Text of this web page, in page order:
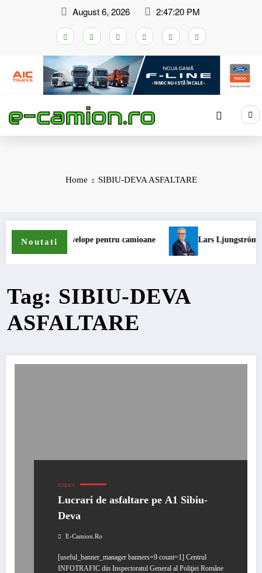
August 6, 2026 2:47:21 PM
Home SIBIU-DEVA ASFALTARE
Noutati
de anvelope pentru camioane Lars Ljungström a fost
Tag: SIBIU-DEVA
ASFALTARE
ENEWS
Lucrari de asfaltare pe A1 Sibiu-
Deva
E-Camion.ro
[useful_banner_manager banners=9 count=1] Centrul
INFOTRAFIC din Inspectoratul General al Poliţiei Române